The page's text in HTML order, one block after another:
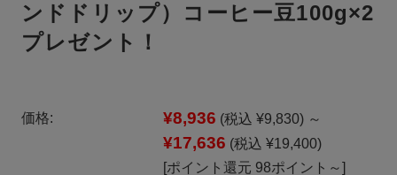
ンドドリップ）コーヒー豆100g×2
プレゼント！
価格: ¥8,936 (税込 ¥9,830) ～
¥17,636 (税込 ¥19,400)
[ポイント還元 98ポイント～]